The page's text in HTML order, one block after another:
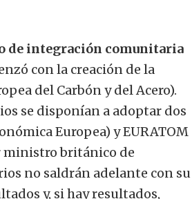
de integración comunitaria
con la creación de la
del Carbón y del Acero).
se disponían a adoptar dos
Europea) y EURATOM
ministro británico de
no saldrán adelante con su
y, si hay resultados,